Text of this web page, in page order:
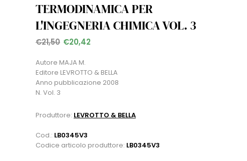
TERMODINAMICA PER
L'INGEGNERIA CHIMICA VOL. 3
€21,50 €20,42
Autore MAJA M.
Editore LEVROTTO & BELLA
Anno pubblicazione 2008
N. Vol. 3
Produttore: LEVROTTO & BELLA
Cod.: LB0345V3
Codice articolo produttore: LB0345V3